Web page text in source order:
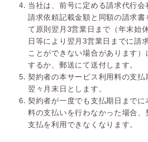
当社は、前号に定める請求代行会
請求依頼記載金額と同額の請求書
て原則翌月3営業日まで（年末始
日等により翌月3営業日までに請
ことができない場合があります）
するか、郵送にて送付します。
契約者の本サービス利用料の支払
翌々月末日とします。
契約者が一度でも支払期日までに
料の支払いを行わなかった場合、
支払を利用できなくなります。